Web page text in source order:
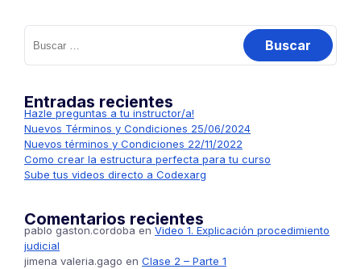
Buscar:
Entradas recientes
Hazle preguntas a tu instructor/a!
Nuevos Términos y Condiciones 25/06/2024
Nuevos términos y Condiciones 22/11/2022
Como crear la estructura perfecta para tu curso
Sube tus videos directo a Codexarg
Comentarios recientes
pablo gaston.cordoba en Video 1. Explicación procedimiento
judicial
jimena valeria.gago en Clase 2 – Parte 1